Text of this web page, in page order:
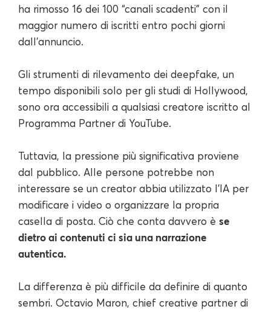
ha rimosso 16 dei 100 “canali scadenti” con il
maggior numero di iscritti entro pochi giorni
dall'annuncio.
Gli strumenti di rilevamento dei deepfake, un
tempo disponibili solo per gli studi di Hollywood,
sono ora accessibili a qualsiasi creatore iscritto al
Programma Partner di YouTube.
Tuttavia, la pressione più significativa proviene
dal pubblico. Alle persone potrebbe non
interessare se un creator abbia utilizzato l'IA per
modificare i video o organizzare la propria
casella di posta. Ciò che conta davvero è se
dietro ai contenuti ci sia una narrazione
autentica.
La differenza è più difficile da definire di quanto
sembri. Octavio Maron, chief creative partner di